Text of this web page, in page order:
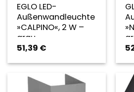
EGLO LED-
Außenwandleuchte
»CALPINO«, 2 W –
grau
51,39 €